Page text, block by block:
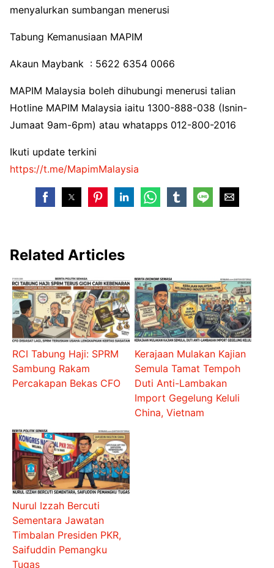
menyalurkan sumbangan menerusi
Tabung Kemanusiaan MAPIM
Akaun Maybank : 5622 6354 0066
MAPIM Malaysia boleh dihubungi menerusi talian
Hotline MAPIM Malaysia iaitu 1300-888-038 (Isnin-
Jumaat 9am-6pm) atau whatapps 012-800-2016
Ikuti update terkini
https://t.me/MapimMalaysia
Related Articles
RCI Tabung Haji: SPRM
Sambung Rakam
Percakapan Bekas CFO
Kerajaan Mulakan Kajian
Semula Tamat Tempoh
Duti Anti-Lambakan
Import Gegelung Keluli
China, Vietnam
Nurul Izzah Bercuti
Sementara Jawatan
Timbalan Presiden PKR,
Saifuddin Pemangku
Tugas